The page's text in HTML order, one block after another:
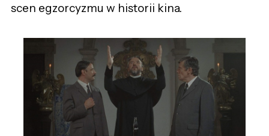
scen egzorcyzmu w historii kina.